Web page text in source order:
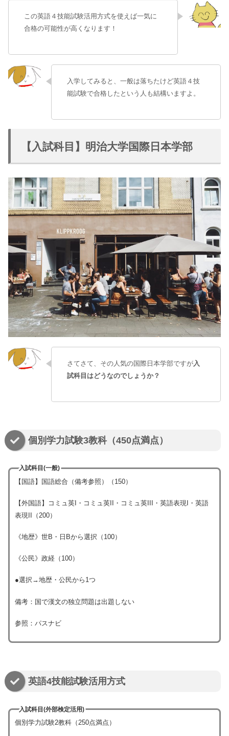
この英語４技能試験活用方式を使えば一気に
合格の可能性が高くなります！
入学してみると、一般は落ちたけど英語４技
能試験で合格したという人も結構いますよ。
【入試科目】明治大学国際日本学部
さてさて、その人気の国際日本学部ですが 入
試科目はどうなのでしょうか？
個別学力試験3教科（450点満点）
入試科目(一般)
【国語】国語総合（備考参照）（150）
【外国語】コミュ英I・コミュ英II・コミュ英III・英語表現I・英語
表現II（200）
《地歴》世B・日Bから選択（100）
《公民》政経（100）
●選択→地歴・公民から1つ
備考：国で漢文の独立問題は出題しない
参照：パスナビ
英語4技能試験活用方式
入試科目(外部検定活用)
個別学力試験2教科（250点満点）